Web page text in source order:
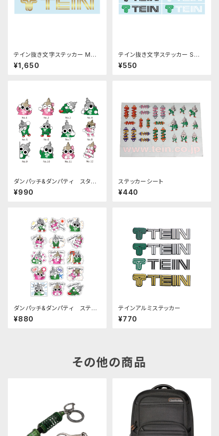
テイン抜き文字ステッカー Mサ
イズ ゴールド
¥1,650
テイン抜き文字ステッカー Sサ
イズ
¥550
ダンパッチ&ダンパティ スタン
プステッカー 全12種
¥990
ステッカーシート
¥440
ダンパッチ&ダンパティ ステッ
カーシート
¥880
テインアルミステッカー
¥770
その他の商品